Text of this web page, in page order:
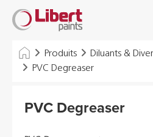
Libert
Paints Produits Diluants &
PVC Degreaser
PVC Degreaser